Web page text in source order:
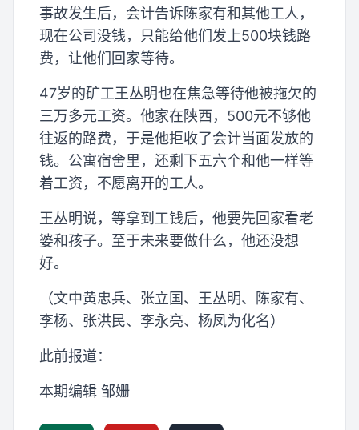
事故发生后，会计告诉陈家有和其他工人，
现在公司没钱，只能给他们发上500块钱路
费，让他们回家等待。
47岁的矿工王丛明也在焦急等待他被拖欠的
三万多元工资。他家在陕西，500元不够他
往返的路费，于是他拒收了会计当面发放的
钱。公寓宿舍里，还剩下五六个和他一样等
着工资，不愿离开的工人。
王丛明说，等拿到工钱后，他要先回家看老
婆和孩子。至于未来要做什么，他还没想
好。
（文中黄忠兵、张立国、王丛明、陈家有、
李杨、张洪民、李永亮、杨凤为化名）
此前报道：
本期编辑 邹姗